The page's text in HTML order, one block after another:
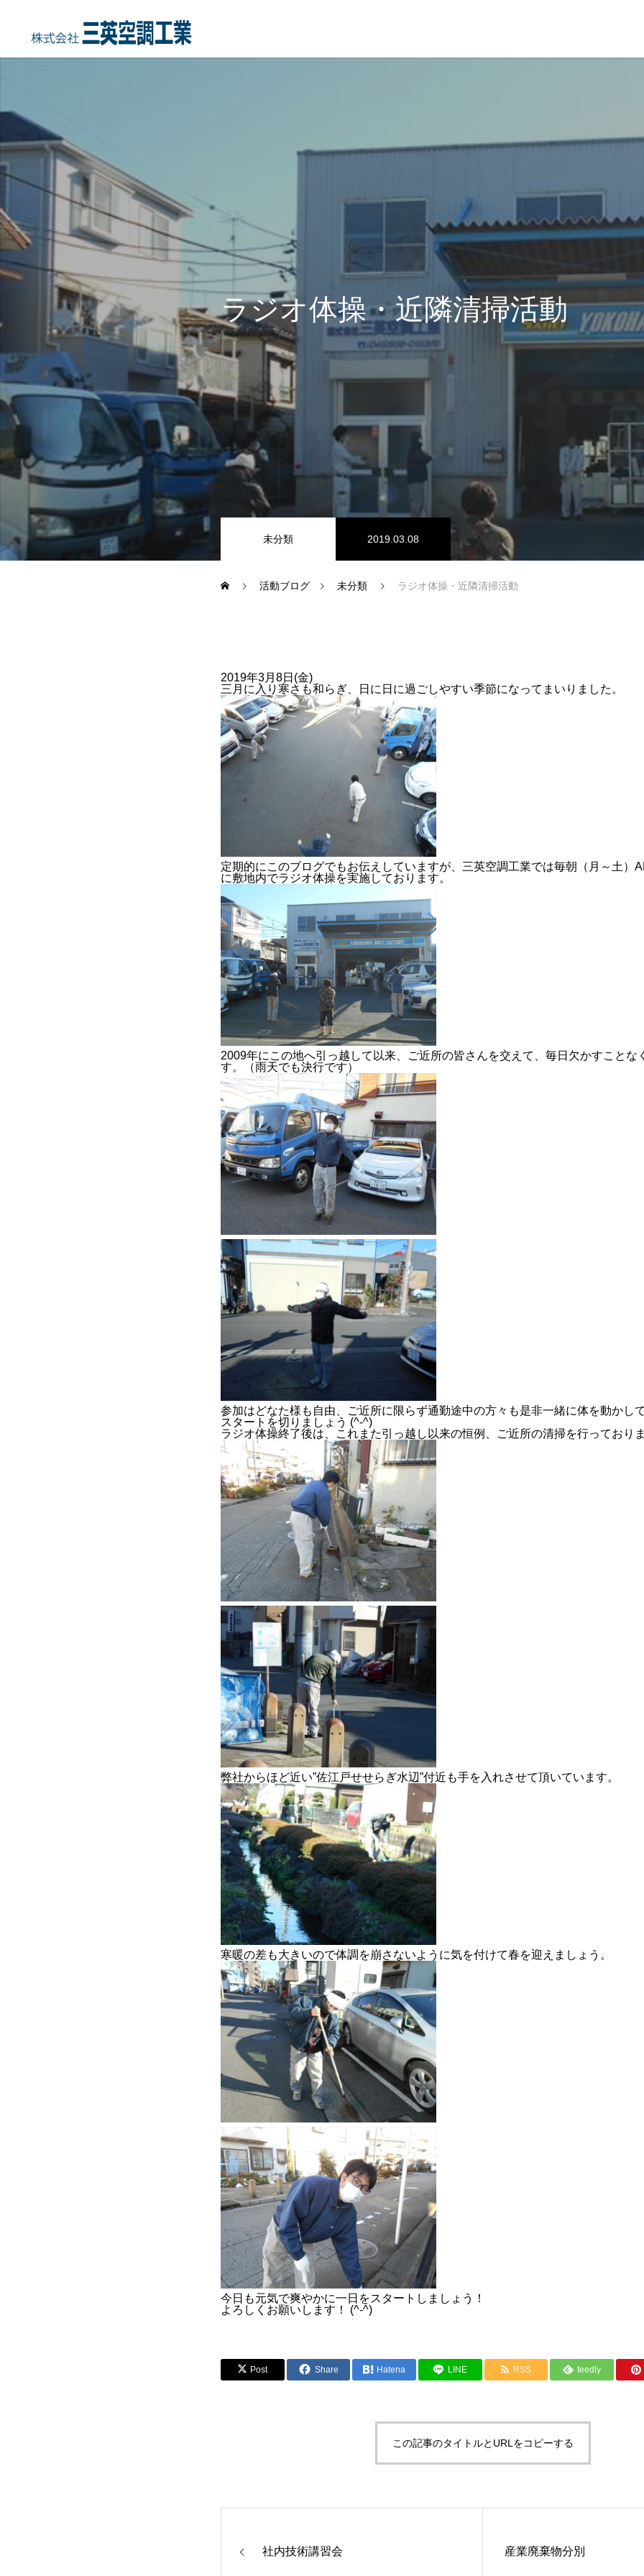
COMPANY
事業内容 会社概要・沿革・所在地
CSR
地域貢献企業 健康経営
横浜グランドスラム企業
RECRUIT
BLOG BUSINESS RECRUIT CONTACT
ラジオ体操・近隣清掃活動
未分類 2019.03.08
活動ブログ 未分類 ラジオ体操・近隣清掃活動
2019年3月8日(金)
三月に入り寒さも和らぎ、日に日に過ごしやすい季節になってまいりました。
定期的にこのブログでもお伝えしていますが、三英空調工業では毎朝（月～土）
に敷地内でラジオ体操を実施しております。
2009年にこの地へ引っ越して以来、ご近所の皆さんを交えて、毎日欠かすことな
す。（雨天でも決行です）
参加はどなた様も自由、ご近所に限らず通勤途中の方々も是非一緒に体を動かし
スタートを切りましょう (^-^)
ラジオ体操終了後は、これまた引っ越し以来の恒例、ご近所の清掃を行っておりま
弊社からほど近い”佐江戸せせらぎ水辺”付近も手を入れさせて頂いています。
寒暖の差も大きいので体調を崩さないように気を付けて春を迎えましょう。
今日も元気で爽やかに一日をスタートしましょう！
よろしくお願いします！ (^-^)
Post Share Hatena LINE RSS feedly
この記事のタイトルとURLをコピーする
社内技術講習会 産業廃棄物分別